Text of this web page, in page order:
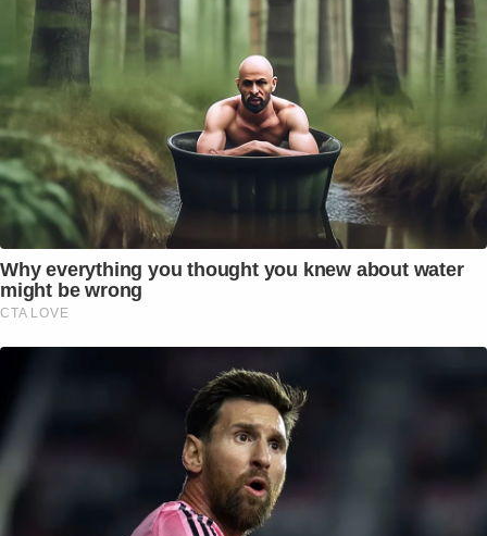
Why everything you thought you knew about water
might be wrong
CTA LOVE